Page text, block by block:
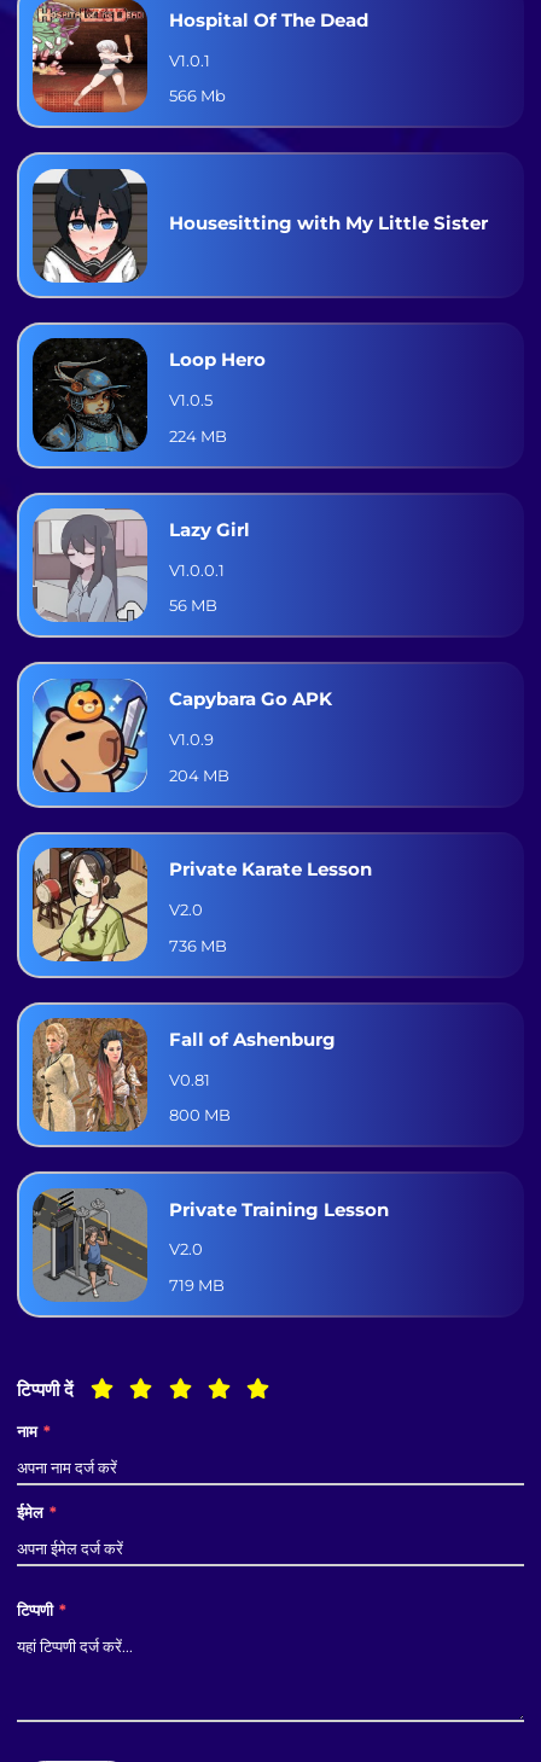
Hospital Of The Dead
V1.0.1
566 Mb
Housesitting with My Little Sister
Loop Hero
V1.0.5
224 MB
Lazy Girl
V1.0.0.1
56 MB
Capybara Go APK
V1.0.9
204 MB
Private Karate Lesson
V2.0
736 MB
Fall of Ashenburg
V0.81
800 MB
Private Training Lesson
V2.0
719 MB
टिप्पणी दें
नाम *
ईमेल *
टिप्पणी *